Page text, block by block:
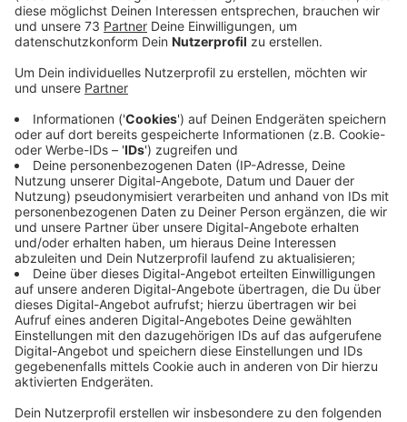
saßen die Beamten nicht drin.
Veröffentlicht: Mittwoch, 28.04.2021 13:22
Anzeige
Schaden mehrere zehntausend Euro
Anzeige
Auf der A31 bei Legden hat ein Sattelzug gestern
abend (27.04.2021) einen Streifenwagen gerammt. Der
war auf dem Standstreifen geparkt, um eine
Unfallstelle abzusichern. Das Blaulicht war
eingeschaltet und die Polizisten hatten Blitzleuchten
aufgestellt. Zum Glück saßen sie nicht mehr im Wagen,
denn der LKW-Fahrer sah die Warnlichter zu spät und
streifte den Streifenwagen mit dem Sattelzug.